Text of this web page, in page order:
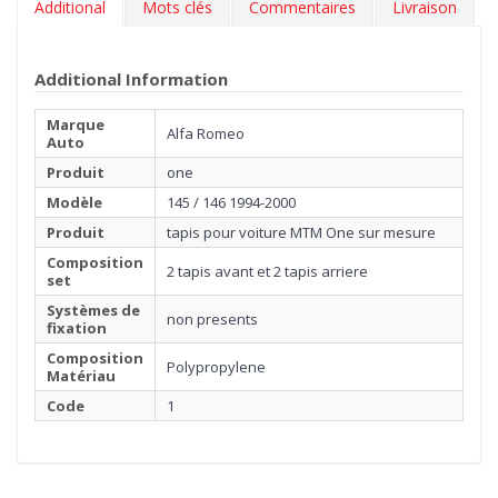
Additional Mots clés Commentaires Livraison
Additional Information
Marque
Auto
Alfa Romeo
Produit
one
Modèle
145 / 146 1994-2000
Produit
tapis pour voiture MTM One sur mesure
Composition
set
2 tapis avant et 2 tapis arriere
Systèmes de
fixation
non presents
Composition
Matériau
Polypropylene
Code
1